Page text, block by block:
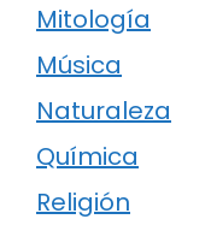
Mitología
Música
Naturaleza
Química
Religión